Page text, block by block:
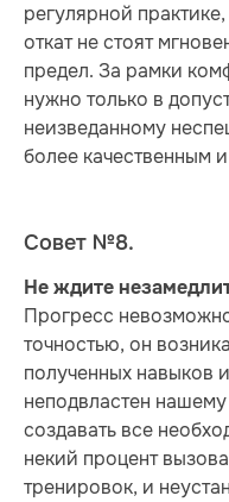
регулярной
откат не стоят
предел. За рамки
нужно только в
неизведанному
более качественным
Совет №8.
Не ждите
Прогресс
точностью, он
полученных навыков
неподвластен
создавать все
некий процент
тренировок, и